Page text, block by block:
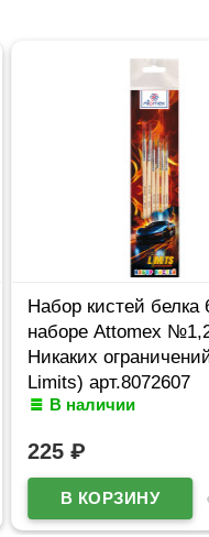
Набор кистей белка
наборе Attomex
Никаких
Limits) арт.8072607
В наличии
225 ₽